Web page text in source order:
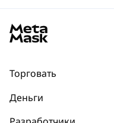
Торговать
Деньги